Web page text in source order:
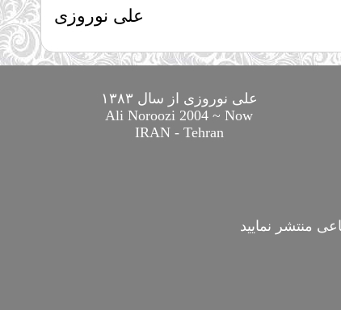
علی نوروزی
علی نوروزی از سال ۱۳۸۳
Ali Noroozi 2004 ~ Now
IRAN - Tehran
منتشر نمایید